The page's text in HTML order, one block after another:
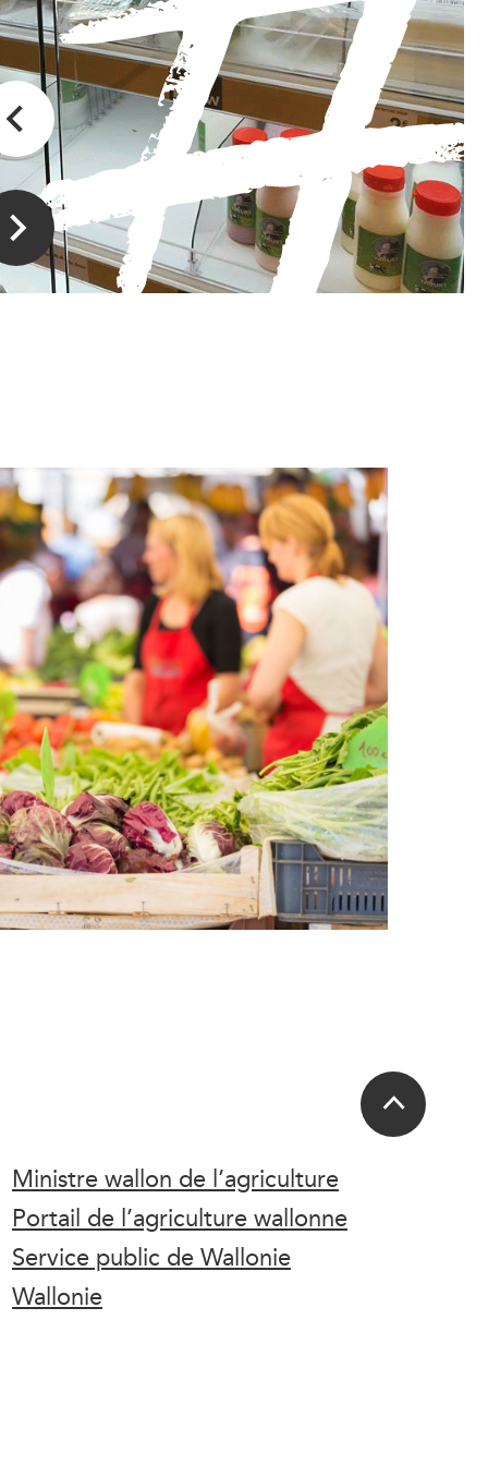
Ministre wallon de l’agriculture
Portail de l’agriculture wallonne
Service public de Wallonie
Wallonie